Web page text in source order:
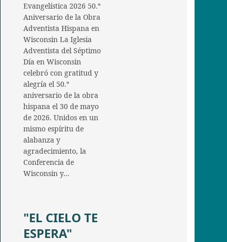
Evangelística 2026 50.º
Aniversario de la Obra
Adventista Hispana en
Wisconsin La Iglesia
Adventista del Séptimo
Día en Wisconsin
celebró con gratitud y
alegría el 50.º
aniversario de la obra
hispana el 30 de mayo
de 2026. Unidos en un
mismo espíritu de
alabanza y
agradecimiento, la
Conferencia de
Wisconsin y…
"EL CIELO TE
ESPERA"